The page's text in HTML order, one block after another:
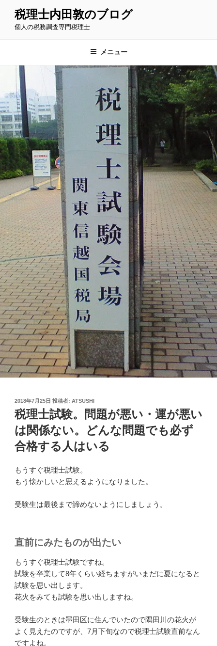
ッ
プ
税理士内田敦のブログ
個人の税務調査専門税理士
メニュー
投
稿
日:
2018年7月25日 投稿者: ATSUSHI
税理士試験。問題が悪い・運が悪い
は関係ない。どんな問題でも必ず
合格する人はいる
もうすぐ税理士試験。
もう懐かしいと思えるようになりました。
受験生は最後まで諦めないようにしましょう。
直前にみたものが出たい
もうすぐ税理士試験ですね。
試験を卒業して8年くらい経ちますがいまだに夏になると
試験を思い出します。
花火をみても試験を思い出しますね。
受験生のときは墨田区に住んでいたので隅田川の花火が
よく見えたのですが、7月下旬なので税理士試験直前なん
ですよね。